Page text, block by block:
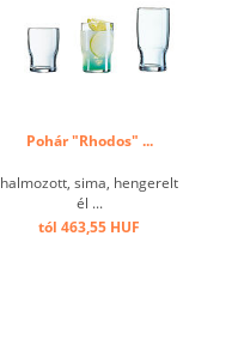
Pohár "Rhodos" ...
halmozott, sima, hengerelt
él ...
tól 463,55 HUF